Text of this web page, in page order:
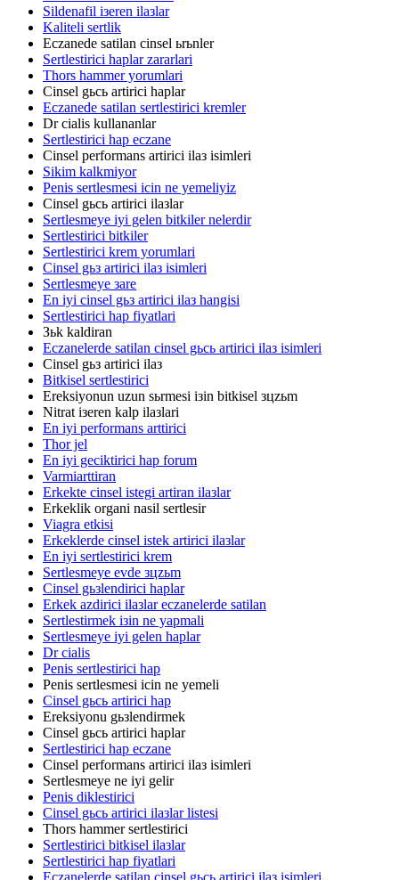
Sildenafil iзeren ilaзlar
Kaliteli sertlik
Eczanede satilan cinsel ьrьnler
Sertlestirici haplar zararlari
Thors hammer yorumlari
Cinsel gьcь artirici haplar
Eczanede satilan sertlestirici kremler
Dr cialis kullananlar
Sertlestirici hap eczane
Cinsel performans artirici ilaз isimleri
Sikim kalkmiyor
Penis sertlesmesi icin ne yemeliyiz
Cinsel gьcь artirici ilaзlar
Sertlesmeye iyi gelen bitkiler nelerdir
Sertlestirici bitkiler
Sertlestirici krem yorumlari
Cinsel gьз artirici ilaз isimleri
Sertlesmeye зare
En iyi cinsel gьз artirici ilaз hangisi
Sertlestirici hap fiyatlari
Зьk kaldiran
Eczanelerde satilan cinsel gьcь artirici ilaз isimleri
Cinsel gьз artirici ilaз
Bitkisel sertlestirici
Ereksiyonun uzun sьrmesi iзin bitkisel зцzьm
Nitrat iзeren kalp ilaзlari
En iyi performans arttirici
Thor jel
En iyi geciktirici hap forum
Varmiarttiran
Erkekte cinsel istegi artiran ilaзlar
Erkeklik organi nasil sertlesir
Viagra etkisi
Erkeklerde cinsel istek artirici ilaзlar
En iyi sertlestirici krem
Sertlesmeye evde зцzьm
Cinsel gьзlendirici haplar
Erkek azdirici ilaзlar eczanelerde satilan
Sertlestirmek iзin ne yapmali
Sertlesmeye iyi gelen haplar
Dr cialis
Penis sertlestirici hap
Penis sertlesmesi icin ne yemeli
Cinsel gьcь artirici hap
Ereksiyonu gьзlendirmek
Cinsel gьcь artirici haplar
Sertlestirici hap eczane
Cinsel performans artirici ilaз isimleri
Sertlesmeye ne iyi gelir
Penis diklestirici
Cinsel gьcь artirici ilaзlar listesi
Thors hammer sertlestirici
Sertlestirici bitkisel ilaзlar
Sertlestirici hap fiyatlari
Eczanelerde satilan cinsel gьcь artirici ilaз isimleri